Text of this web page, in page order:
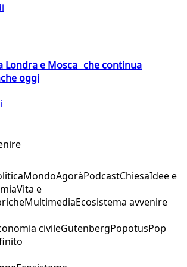
Londra e Mosca che continua
oggi
MondoAgoràPodcastChiesaIdee e
Vita e
MultimediaEcosistema avvenire
civileGutenbergPopotusPop